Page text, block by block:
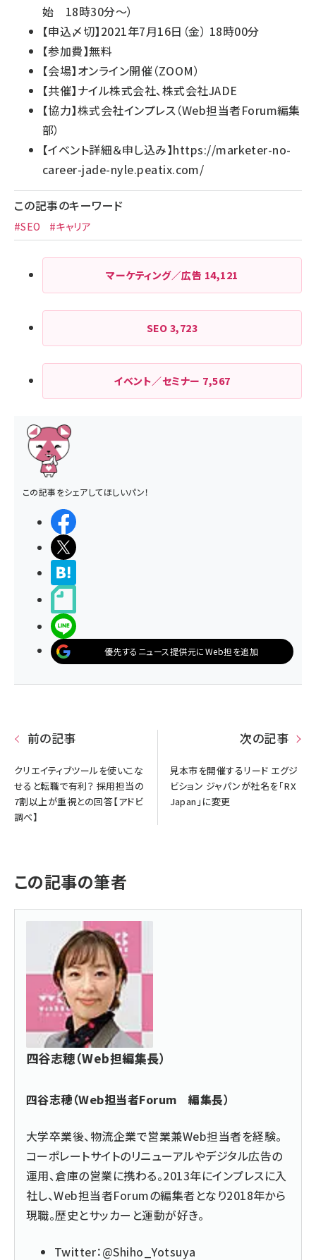
始 18時30分～）
【申込〆切】2021年7月16日（金） 18時00分
【参加費】無料
【会場】オンライン開催（ZOOM）
【共催】ナイル株式会社、株式会社JADE
【協力】株式会社インプレス（Web担当者Forum編集
部）
【イベント詳細＆申し込み】https://marketer-no-
career-jade-nyle.peatix.com/
この記事のキーワード
#SEO #キャリア
マーケティング／広告 14,121
SEO 3,723
イベント／セミナー 7,567
この記事をシェアしてほしいパン！
優先するニュース提供元にWeb担を追加
前の記事
クリエイティブツールを使いこな
せると転職で有利？ 採用担当の
7割以上が重視との回答【アドビ
調べ】
次の記事
見本市を開催するリード エグジ
ビション ジャパンが社名を「RX
Japan」に変更
この記事の筆者
四谷志穂（Web担編集長）
四谷志穂（Web担当者Forum 編集長）
大学卒業後、物流企業で営業兼Web担当者を経験。
コーポレートサイトのリニューアルやデジタル広告の
運用、倉庫の営業に携わる。2013年にインプレスに入
社し、Web担当者Forumの編集者となり2018年から
現職。歴史とサッカーと運動が好き。
Twitter：@Shiho_Yotsuya